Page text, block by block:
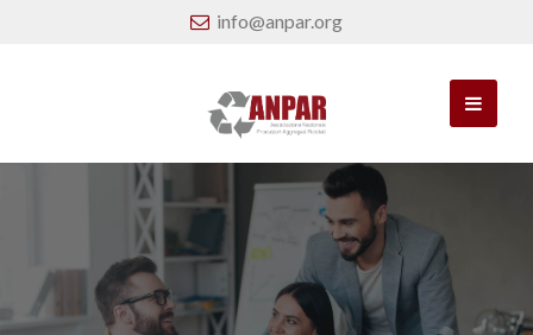
info@anpar.org